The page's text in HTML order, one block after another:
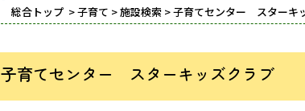
総合トップ >子育て >施設検索 > 子育てセンター スターキ
子育てセンター スターキッズクラブ